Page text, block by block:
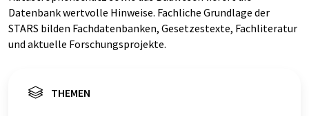
Datenbank wertvolle Hinweise. Fachliche Grundlage der
STARS bilden Fachdatenbanken, Gesetzestexte, Fachliteratur
und aktuelle Forschungsprojekte.
THEMEN